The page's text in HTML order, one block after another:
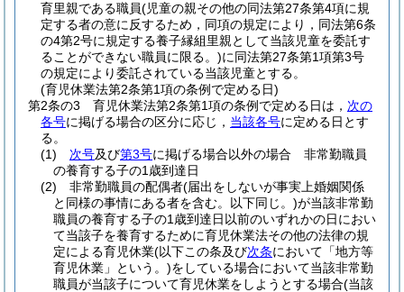
育里親である職員(児童の親その他の同法第27条第4項に規
定する者の意に反するため，同項の規定により，同法第6条
の4第2号に規定する養子縁組里親として当該児童を委託す
ることができない職員に限る。)に同法第27条第1項第3号
の規定により委託されている当該児童とする。
(育児休業法第2条第1項の条例で定める日)
第2条の3
育児休業法第2条第1項の条例で定める日は， 次の
各号に掲げる場合の区分に応じ， 当該各号に定める日とす
る。
(1)
次号及び第3号に掲げる場合以外の場合 非常勤職員
の養育する子の1歳到達日
(2)
非常勤職員の配偶者(届出をしないが事実上婚姻関係
と同様の事情にある者を含む。以下同じ。)が当該非常勤
職員の養育する子の1歳到達日以前のいずれかの日におい
て当該子を養育するために育児休業法その他の法律の規
定による育児休業(以下この条及び次条において「地方等
育児休業」という。)をしている場合において当該非常勤
職員が当該子について育児休業をしようとする場合(当該